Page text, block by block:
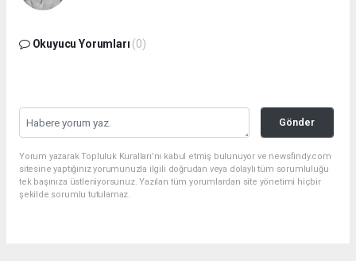
Okuyucu Yorumları (0)
Gönder
Yorum yazarak Topluluk Kuralları’nı kabul etmiş bulunuyor ve newsfindy.com
sitesine yaptığınız yorumunuzla ilgili doğrudan veya dolaylı tüm sorumluluğu
tek başınıza üstleniyorsunuz. Yazılan tüm yorumlardan site yönetimi hiçbir
şekilde sorumlu tutulamaz.